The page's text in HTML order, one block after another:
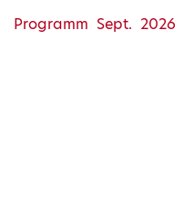
Programm Sept.